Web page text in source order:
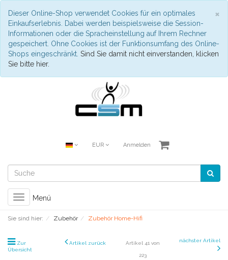
×
Dieser Online-Shop verwendet Cookies für ein optimales
Einkaufserlebnis. Dabei werden beispielsweise die Session-
Informationen oder die Spracheinstellung auf Ihrem Rechner
gespeichert. Ohne Cookies ist der Funktionsumfang des Online-
Shops eingeschränkt. Sind Sie damit nicht einverstanden, klicken
Sie bitte hier.
EUR Anmelden
Toggle
navigation
Menü
Sie sind hier: Zubehör Zubehör Home-Hifi
Zur
Übersicht
Artikel zurück Artikel 41 von
223
nächster Artikel